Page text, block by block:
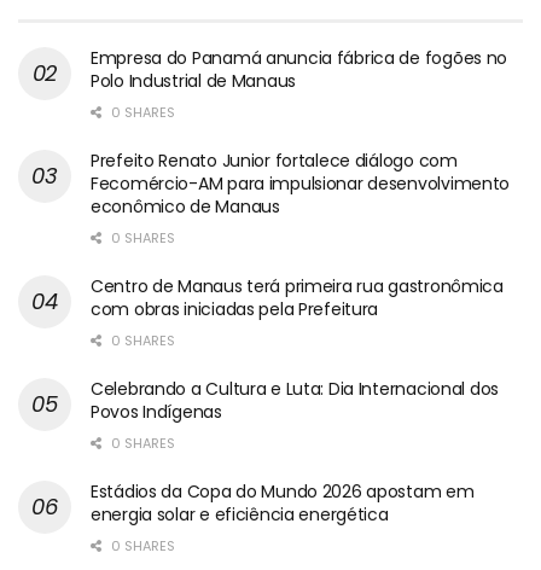
Empresa do Panamá anuncia fábrica de fogões no
Polo Industrial de Manaus
0 SHARES
Prefeito Renato Junior fortalece diálogo com
Fecomércio-AM para impulsionar desenvolvimento
econômico de Manaus
0 SHARES
Centro de Manaus terá primeira rua gastronômica
com obras iniciadas pela Prefeitura
0 SHARES
Celebrando a Cultura e Luta: Dia Internacional dos
Povos Indígenas
0 SHARES
Estádios da Copa do Mundo 2026 apostam em
energia solar e eficiência energética
0 SHARES